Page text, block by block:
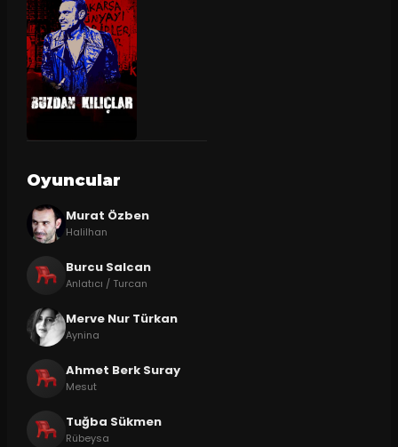
Oyuncular
Murat Özben
Halilhan
Burcu Salcan
Anlatıcı / Turcan
Merve Nur Türkan
Aynina
Ahmet Berk Suray
Mesut
Tuğba Sükmen
Rübeysa